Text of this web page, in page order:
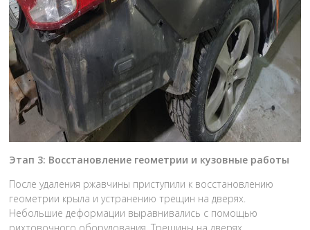
Этап 3: Восстановление геометрии и кузовные работы
После удаления ржавчины приступили к восстановлению
геометрии крыла и устранению трещин на дверях.
Небольшие деформации выравнивались с помощью